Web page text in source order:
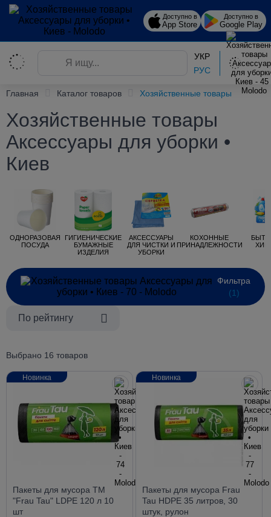
Доступно в
App Store
Доступно в
Google Play
УКР
РУС
Главная Каталог товаров Хозяйственные товары
Хозяйственные товары
Аксессуары для уборки •
Киев
ОДНОРАЗОВАЯ
ПОСУДА
ГИГИЕНИЧЕСКИЕ
БУМАЖНЫЕ
ИЗДЕЛИЯ
АКСЕССУАРЫ
ДЛЯ ЧИСТКИ И
УБОРКИ
КОХОННЫЕ
ПРИНАДЛЕЖНОСТИ
Фильтра
(1)
По рейтингу
Выбрано 16 товаров
Пакеты для мусора ТМ
"Frau Tau" LDPE 120 л 10
шт
Новинка
Пакеты для мусора Frau
Tau HDPE 35 литров, 30
штук, рулон
Новинка